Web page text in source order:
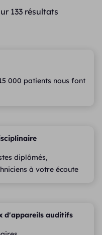
133 résultats
000 patients nous font
diplômés,
à votre écoute
d'appareils auditifs